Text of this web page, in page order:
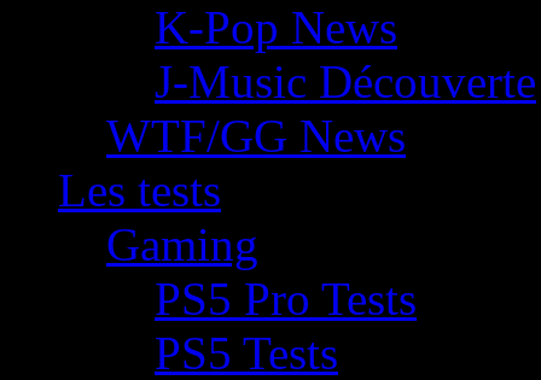
K-Pop News
J-Music Découverte
WTF/GG News
Les tests
Gaming
PS5 Pro Tests
PS5 Tests